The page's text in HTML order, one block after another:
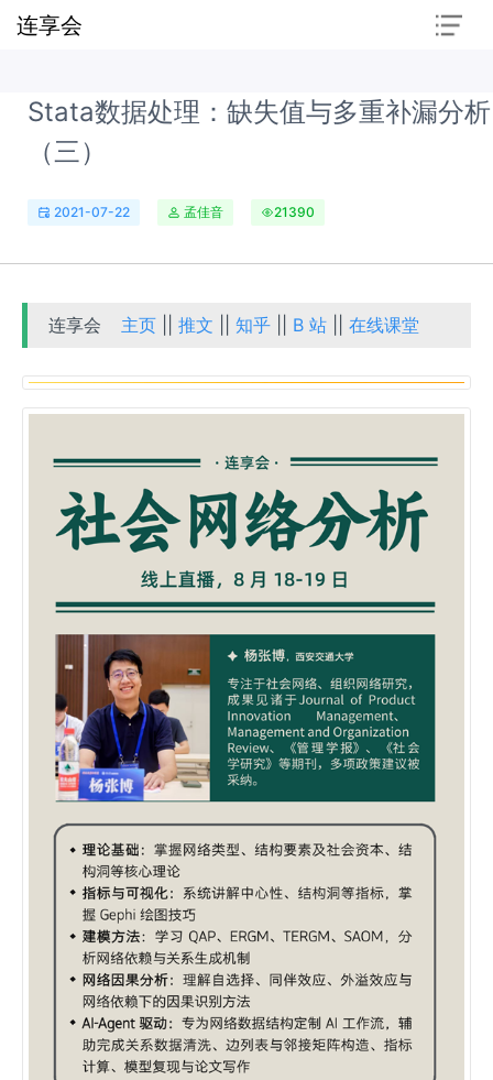
连享会
Stata数据处理：缺失值与多重补漏分析
（三）
2021-07-22 孟佳音 21390
连享会 主页 ||推文 ||知乎 B 站 ||在线课堂